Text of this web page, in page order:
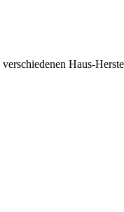
Haus-